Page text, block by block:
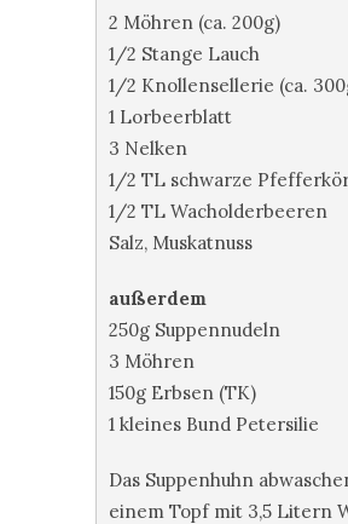
2 Möhren (ca. 200g)
1/2 Stange Lauch
1/2 Knollensellerie (ca.
1 Lorbeerblatt
3 Nelken
1/2 TL schwarze
1/2 TL Wacholderbeeren
Salz, Muskatnuss
außerdem
250g Suppennudeln
3 Möhren
150g Erbsen (TK)
1 kleines Bund Petersilie
Das Suppenhuhn
einem Topf mit 3,5 Litern